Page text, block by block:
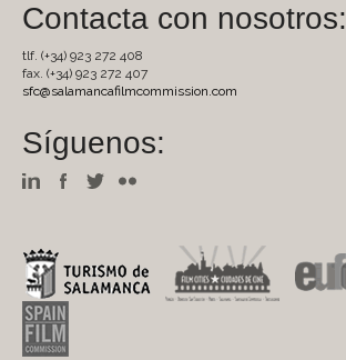
Contacta con nosotros:
tlf. (+34) 923 272 408
fax. (+34) 923 272 407
sfc@salamancafilmcommission.com
Síguenos: